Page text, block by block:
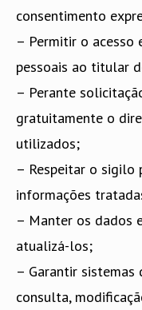
consentimento
– Permitir o acesso
pessoais ao titular
– Perante
gratuitamente o
utilizados;
– Respeitar o sigilo
informações
– Manter os dados
atualizá-los;
– Garantir sistemas
consulta,